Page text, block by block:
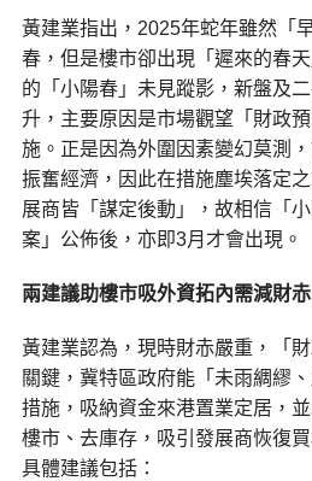
黃建業指出，2025年蛇年雖然「
春，但是樓市卻出現「遲來的春
的「小陽春」未見蹤影，新盤及
升，主要原因是市場觀望「財政
施。正是因為外圍因素變幻莫測
振奮經濟，因此在措施塵埃落定
展商皆「謀定後動」，故相信「
案」公佈後，亦即3月才會出現。
兩建議助樓市吸外資拓內需減財赤
黃建業認為，現時財赤嚴重，「
關鍵，冀特區政府能「未雨綢繆
措施，吸納資金來港置業定居，
樓市、去庫存，吸引發展商恢復
具體建議包括：